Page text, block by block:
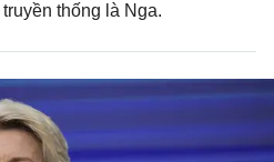
thống là Nga.